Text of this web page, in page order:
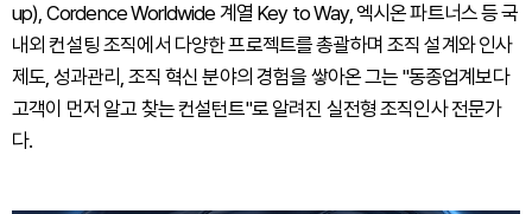
up), Cordence Worldwide 계열 Key to Way, 엑시온 파트너스 등 국
내외 컨설팅 조직에서 다양한 프로젝트를 총괄하며 조직 설계와 인사
제도, 성과관리, 조직 혁신 분야의 경험을 쌓아온 그는 "동종업계보다
고객이 먼저 알고 찾는 컨설턴트"로 알려진 실전형 조직인사 전문가
다.